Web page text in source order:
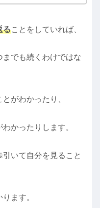
ることをしていれば、
でも続くわけではな
とがわかったり、
わかったりします。
いて自分を見ること
ます。